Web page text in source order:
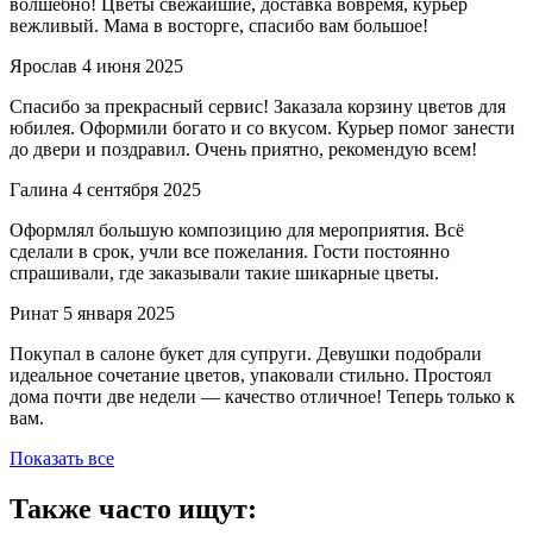
волшебно! Цветы свежайшие, доставка вовремя, курьер
вежливый. Мама в восторге, спасибо вам большое!
Ярослав 4 июня 2025
Спасибо за прекрасный сервис! Заказала корзину цветов для
юбилея. Оформили богато и со вкусом. Курьер помог занести
до двери и поздравил. Очень приятно, рекомендую всем!
Галина 4 сентября 2025
Оформлял большую композицию для мероприятия. Всё
сделали в срок, учли все пожелания. Гости постоянно
спрашивали, где заказывали такие шикарные цветы.
Ринат 5 января 2025
Покупал в салоне букет для супруги. Девушки подобрали
идеальное сочетание цветов, упаковали стильно. Простоял
дома почти две недели — качество отличное! Теперь только к
вам.
Показать все
Также часто ищут: